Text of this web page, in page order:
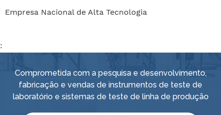
Empresa Nacional de Alta Tecnologia
:
Comprometida com a pesquisa e desenvolvimento,
fabricação e vendas de instrumentos de teste de
laboratório e sistemas de teste de linha de produção